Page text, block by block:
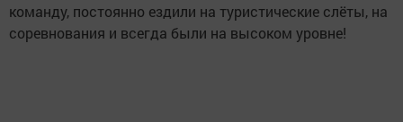
команду, постоянно ездили на туристические слёты, на
соревнования и всегда были на высоком уровне!